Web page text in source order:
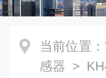
当前位置：
感器 >